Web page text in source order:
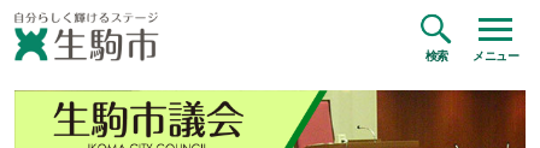
検索 メニュー